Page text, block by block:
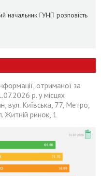
начальник ГУНП розповість
отриманої за
р. у місцях
вул. Київська, 77, Метро,
Житній ринок, 1